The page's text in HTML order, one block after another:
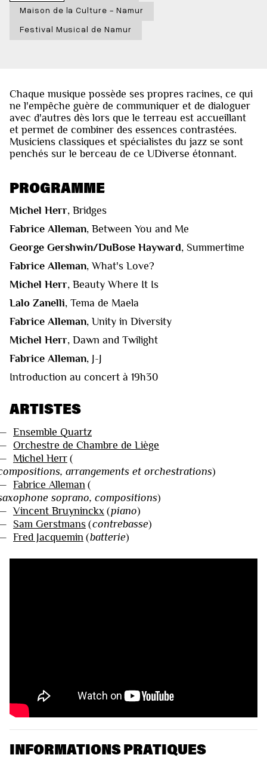
Maison de la Culture - Namur
Festival Musical de Namur
Chaque musique possède ses propres racines, ce qui
ne l'empêche guère de communiquer et de dialoguer
avec d'autres dès lors que le terreau est accueillant
et permet de combiner des essences contrastées.
Musiciens classiques et spécialistes du jazz se sont
penchés sur le berceau de ce UDiverse étonnant.
PROGRAMME
Michel Herr, Bridges
Fabrice Alleman, Between You and Me
George Gershwin/DuBose Hayward, Summertime
Fabrice Alleman, What's Love?
Michel Herr, Beauty Where It Is
Lalo Zanelli, Tema de Maela
Fabrice Alleman, Unity in Diversity
Michel Herr, Dawn and Twilight
Fabrice Alleman, J-J
Introduction au concert à 19h30
ARTISTES
Ensemble Quartz
Orchestre de Chambre de Liège
Michel Herr (
arrangements et orchestrations)
Fabrice Alleman (
soprano, compositions)
Vincent Bruyninckx (piano)
Sam Gerstmans (contrebasse)
Fred Jacquemin (batterie)
INFORMATIONS PRATIQUES